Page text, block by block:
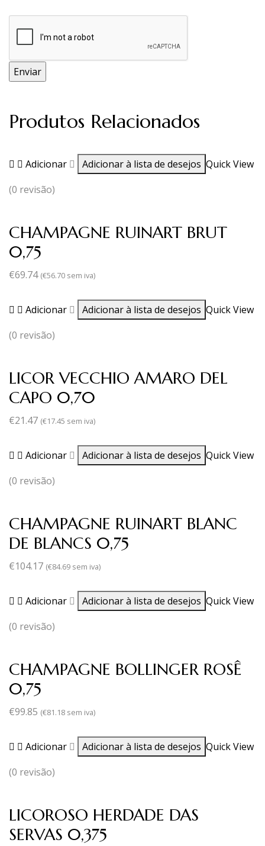
Produtos Relacionados
Adicionar Adicionar à lista de desejos Quick View
(0 revisão)
CHAMPAGNE RUINART BRUT
0,75
€69.74 (€56.70 sem iva)
Adicionar Adicionar à lista de desejos Quick View
(0 revisão)
LICOR VECCHIO AMARO DEL
CAPO 0,70
€21.47 (€17.45 sem iva)
Adicionar Adicionar à lista de desejos Quick View
(0 revisão)
CHAMPAGNE RUINART BLANC
DE BLANCS 0,75
€104.17 (€84.69 sem iva)
Adicionar Adicionar à lista de desejos Quick View
(0 revisão)
CHAMPAGNE BOLLINGER ROSÊ
0,75
€99.85 (€81.18 sem iva)
Adicionar Adicionar à lista de desejos Quick View
(0 revisão)
LICOROSO HERDADE DAS
SERVAS 0,375